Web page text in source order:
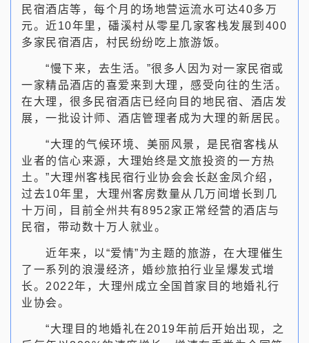
民宿酒店等，每个月的场地营运流水可达40多万
元。近10年里，磻溪村从零星几家客栈发展到400
多家民宿酒店，村民纷纷吃上旅游饭。
“慢下来，去生活。”很多人因为对一家民宿或
一家精品酒店的喜爱来到大理，感受向往的生活。
在大理，很多民宿酒店已经向目的地民宿、酒店发
展，一批设计师、酒店管理者成为大理的新居民。
“大理的气候环境、美丽风景，是民宿客栈从
业者的信心来源，大理始终是文旅投资的一方热
土。”大理州客栈民宿行业协会会长赵金凤介绍，
过去10年里，大理州客房数量从几万间增长到几
十万间，目前全州共有8952家正常经营的酒店与
民宿，带动数十万人就业。
近年来，以“爱情”为主题的旅游，在大理催生
了一系列的浪漫经济，婚纱旅拍行业呈爆发式增
长。2022年，大理州成立全国首家目的地婚礼行
业协会。
“大理目的地婚礼在2019年前后开始出现，之